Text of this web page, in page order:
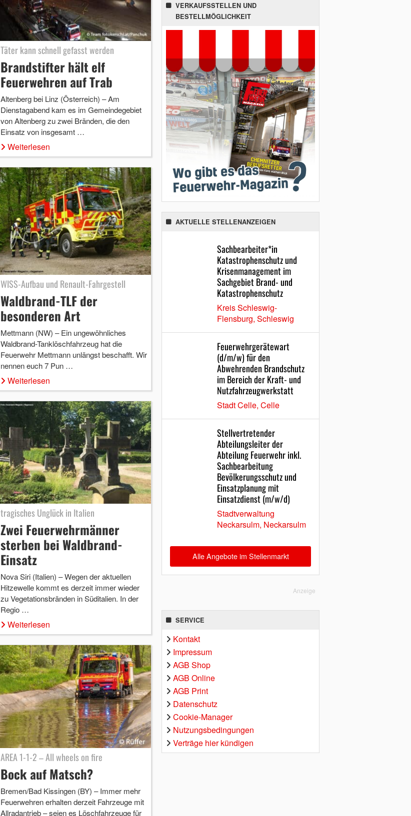
Täter kann schnell gefasst werden
Brandstifter hält elf
Feuerwehren auf Trab
Altenberg bei Linz (Österreich) – Am
Dienstagabend kam es im Gemeindegebiet
von Altenberg zu zwei Bränden, die den
Einsatz von insgesamt …
Weiterlesen
WISS-Aufbau und Renault-Fahrgestell
Waldbrand-TLF der
besonderen Art
Mettmann (NW) – Ein ungewöhnliches
Waldbrand-Tanklöschfahrzeug hat die
Feuerwehr Mettmann unlängst beschafft. Wir
nennen euch 7 Pun …
Weiterlesen
tragisches Unglück in Italien
Zwei Feuerwehrmänner
sterben bei Waldbrand-
Einsatz
Nova Siri (Italien) – Wegen der aktuellen
Hitzewelle kommt es derzeit immer wieder
zu Vegetationsbränden in Süditalien. In der
Regio …
Weiterlesen
AREA 1-1-2 – All wheels on fire
Bock auf Matsch?
Bremen/Bad Kissingen (BY) – Immer mehr
Feuerwehren erhalten derzeit Fahrzeuge mit
Allradantrieb – seien es Löschfahrzeuge für
VERKAUFSSTELLEN UND
BESTELLMÖGLICHKEIT
AKTUELLE STELLENANZEIGEN
Sachbearbeiter*in
Katastrophenschutz und
Krisenmanagement im
Sachgebiet Brand- und
Katastrophenschutz
Kreis Schleswig-
Flensburg, Schleswig
Feuerwehrgerätewart
(d/m/w) für den
Abwehrenden Brandschutz
im Bereich der Kraft- und
Nutzfahrzeugwerkstatt
Stadt Celle, Celle
Stellvertretender
Abteilungsleiter der
Abteilung Feuerwehr inkl.
Sachbearbeitung
Bevölkerungsschutz und
Einsatzplanung mit
Einsatzdienst (m/w/d)
Stadtverwaltung
Neckarsulm, Neckarsulm
Alle Angebote im Stellenmarkt
Anzeige
SERVICE
Kontakt
Impressum
AGB Shop
AGB Online
AGB Print
Datenschutz
Cookie-Manager
Nutzungsbedingungen
Verträge hier kündigen